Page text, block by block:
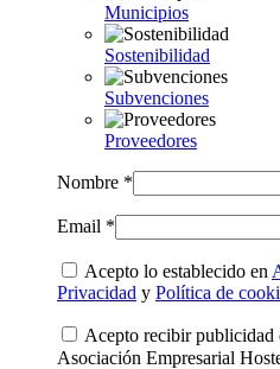
Municipios
Sostenibilidad
Subvenciones
Proveedores
Nombre *
Email *
Acepto lo establecido en
Privacidad y Política de
Acepto recibir
Asociación Empresarial